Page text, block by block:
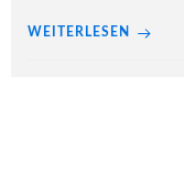
WEITERLESEN